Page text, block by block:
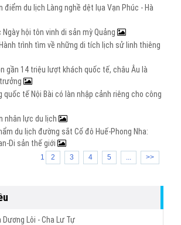
điểm du lịch Làng nghề dệt lụa Vạn Phúc - Hà
hội tôn vinh di sản mỳ Quảng
trình tìm về những di tích lịch sử linh thiêng
gần 14 triệu lượt khách quốc tế, châu Âu là
quốc tế Nội Bài có làn nhập cảnh riêng cho công
nhân lực du lịch
du lịch đường sắt Cố đô Huế-Phong Nha:
Di sản thế giới
1 2 3 4 5 ... >>
Dương Lôi - Cha Lư Tự